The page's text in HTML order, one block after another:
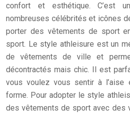
confort et esthétique. C’est
nombreuses célébrités et icônes
porter des vêtements de sport
sport. Le style athleisure est un
de vêtements de ville et
décontractés mais chic. Il est
vous voulez vous sentir à
forme. Pour adopter le style
des vêtements de sport avec des